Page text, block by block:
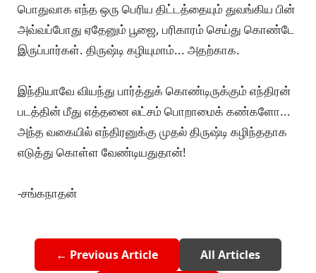
பொதுவாக எந்த ஒரு பெரிய திட்டத்தையும் துவங்கிய பின்
அவ்வப்போது ஏதேனும் பூஜை, பரிகாரம் செய்து கொண்டே
இருப்பார்கள். திருஷ்டி கழியுமாம்... அதற்காக.
இந்தியாவே வியந்து பார்த்துக் கொண்டிருக்கும் எந்திரன்
படத்தின் மீது எத்தனை லட்சம் பொறாமைக் கண்களோ...
அந்த வகையில் எந்திரனுக்கு முதல் திருஷ்டி கழிந்ததாக
எடுத்து கொள்ள வேண்டியதுதான்!
-சங்கநாதன்
← Previous Article All Articles